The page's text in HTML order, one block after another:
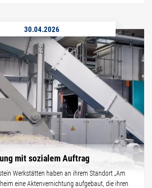
30.04.2026
mit sozialem Auftrag
Werkstätten haben an ihrem Standort „Am
eine Aktenvernichtung aufgebaut, die ihren